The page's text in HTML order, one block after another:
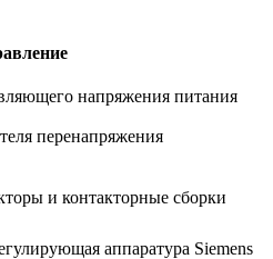
напряжения питания
перенапряжения
и контакторные сборки
аппаратура Siemens